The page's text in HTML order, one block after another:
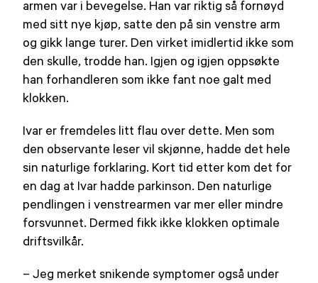
armen var i bevegelse. Han var riktig så fornøyd
med sitt nye kjøp, satte den på sin venstre arm
og gikk lange turer. Den virket imidlertid ikke som
den skulle, trodde han. Igjen og igjen oppsøkte
han forhandleren som ikke fant noe galt med
klokken.
Ivar er fremdeles litt flau over dette. Men som
den observante leser vil skjønne, hadde det hele
sin naturlige forklaring. Kort tid etter kom det for
en dag at Ivar hadde parkinson. Den naturlige
pendlingen i venstrearmen var mer eller mindre
forsvunnet. Dermed fikk ikke klokken optimale
driftsvilkår.
– Jeg merket snikende symptomer også under